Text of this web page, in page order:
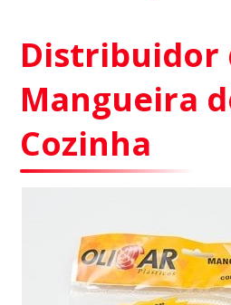
Distribuidor
Mangueira
Cozinha